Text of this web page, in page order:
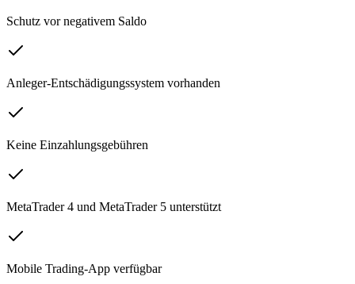
Schutz vor negativem Saldo
Anleger-Entschädigungssystem vorhanden
Keine Einzahlungsgebühren
MetaTrader 4 und MetaTrader 5 unterstützt
Mobile Trading-App verfügbar